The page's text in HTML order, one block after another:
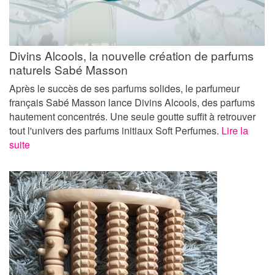
Divins Alcools, la nouvelle création de parfums
naturels Sabé Masson
Après le succès de ses parfums solides, le parfumeur
français Sabé Masson lance Divins Alcools, des parfums
hautement concentrés. Une seule goutte suffit à retrouver
tout l'univers des parfums initiaux Soft Perfumes. Lire la
suite